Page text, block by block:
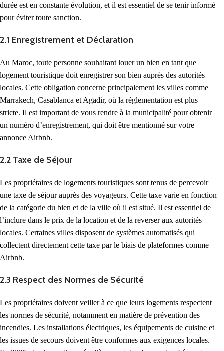
durée est en constante évolution, et il est essentiel de se tenir informé
pour éviter toute sanction.
2.1 Enregistrement et Déclaration
Au Maroc, toute personne souhaitant louer un bien en tant que
logement touristique doit enregistrer son bien auprès des autorités
locales. Cette obligation concerne principalement les villes comme
Marrakech, Casablanca et Agadir, où la réglementation est plus
stricte. Il est important de vous rendre à la municipalité pour obtenir
un numéro d’enregistrement, qui doit être mentionné sur votre
annonce Airbnb.
2.2 Taxe de Séjour
Les propriétaires de logements touristiques sont tenus de percevoir
une taxe de séjour auprès des voyageurs. Cette taxe varie en fonction
de la catégorie du bien et de la ville où il est situé. Il est essentiel de
l’inclure dans le prix de la location et de la reverser aux autorités
locales. Certaines villes disposent de systèmes automatisés qui
collectent directement cette taxe par le biais de plateformes comme
Airbnb.
2.3 Respect des Normes de Sécurité
Les propriétaires doivent veiller à ce que leurs logements respectent
les normes de sécurité, notamment en matière de prévention des
incendies. Les installations électriques, les équipements de cuisine et
les issues de secours doivent être conformes aux exigences locales.